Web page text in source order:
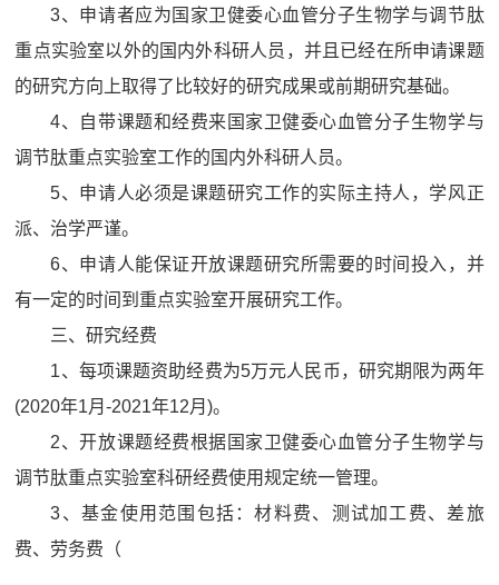
3、申请者应为国家卫健委心血管分子生物学与调节肽
重点实验室以外的国内外科研人员，并且已经在所申请课题
的研究方向上取得了比较好的研究成果或前期研究基础。
4、自带课题和经费来国家卫健委心血管分子生物学与
调节肽重点实验室工作的国内外科研人员。
5、申请人必须是课题研究工作的实际主持人，学风正
派、治学严谨。
6、申请人能保证开放课题研究所需要的时间投入，并
有一定的时间到重点实验室开展研究工作。
三、研究经费
1、每项课题资助经费为5万元人民币，研究期限为两年
(2020年1月-2021年12月)。
2、开放课题经费根据国家卫健委心血管分子生物学与
调节肽重点实验室科研经费使用规定统一管理。
3、基金使用范围包括：材料费、测试加工费、差旅
费、劳务费（